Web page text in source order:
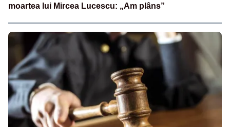
moartea lui Mircea Lucescu: „Am plâns”